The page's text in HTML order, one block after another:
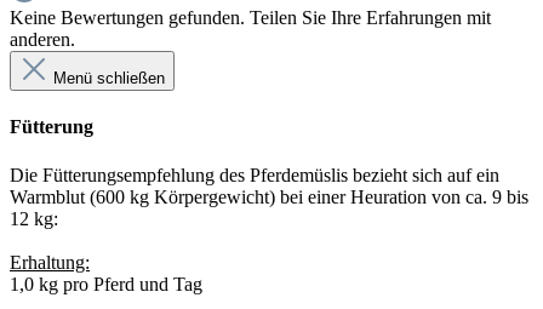
Keine Bewertungen gefunden. Teilen Sie Ihre Erfahrungen mit
anderen.
Menü schließen
Fütterung
Die Fütterungsempfehlung des Pferdemüslis bezieht sich auf ein
Warmblut (600 kg Körpergewicht) bei einer Heuration von ca. 9 bis
12 kg:
Erhaltung:
1,0 kg pro Pferd und Tag